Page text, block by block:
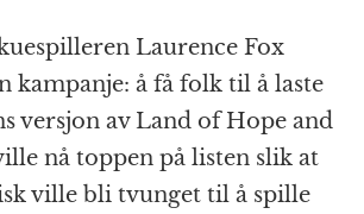
Laurence Fox
kampanje: å få folk til å laste
versjon av Land of Hope and
nå toppen på listen slik at
ville bli tvunget til å spille